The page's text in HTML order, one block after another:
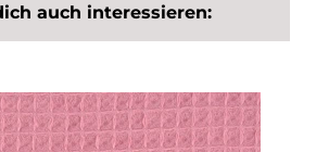
auch interessieren: